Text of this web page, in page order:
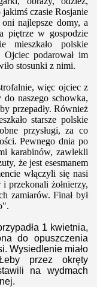
czasie Rosjanie
najlepsze domy, a
piętrze w gospodzie
mieszkało polskie
podarował im
stosunki z nimi.
więc ojciec z
naszego schowka,
przepadły. Również
starsze polskie
przysługi, za co
Pewnego dnia po
karabinów, zawlekli
że jest esesmanem
włączyli się nasi
przekonali żołnierzy,
zamiarów. Finał był
1 kwietnia,
do opuszczenia
Wysiedlenie miało
przez okręty
na wydmach